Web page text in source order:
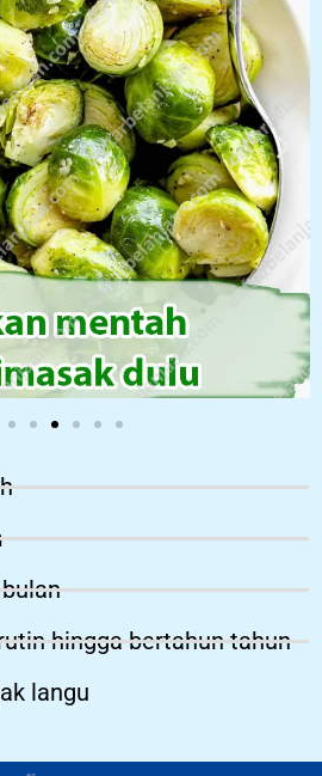
hingga bertahun tahun
langu